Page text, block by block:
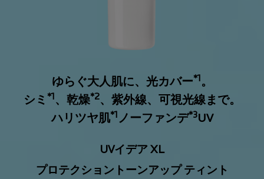
ゆらぐ大人肌に、光カバー*1 。
シミ *1 、乾燥*2、紫外線、可視光線まで。
ハリツヤ肌*1 ノーファンデ*3UV
UVイデア XL
プロテクショントーンアップ ティント